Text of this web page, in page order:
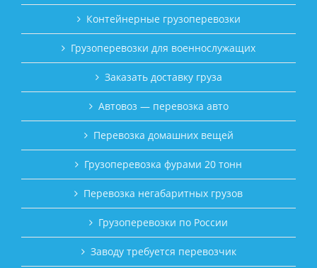
Контейнерные грузоперевозки
Грузоперевозки для военнослужащих
Заказать доставку груза
Автовоз — перевозка авто
Перевозка домашних вещей
Грузоперевозка фурами 20 тонн
Перевозка негабаритных грузов
Грузоперевозки по России
Заводу требуется перевозчик